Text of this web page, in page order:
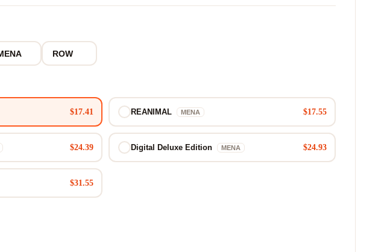
ROW
$17.41 REANIMAL MENA $17.55
$24.39 Digital Deluxe Edition MENA $24.93
$31.55